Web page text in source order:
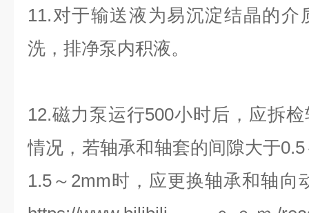
11.对于输送液为易沉淀结晶的介
洗，排净泵内积液。
12.磁力泵运行500小时后，应拆
情况，若轴承和轴套的间隙大于
1.5～2mm时，应更换轴承和轴向